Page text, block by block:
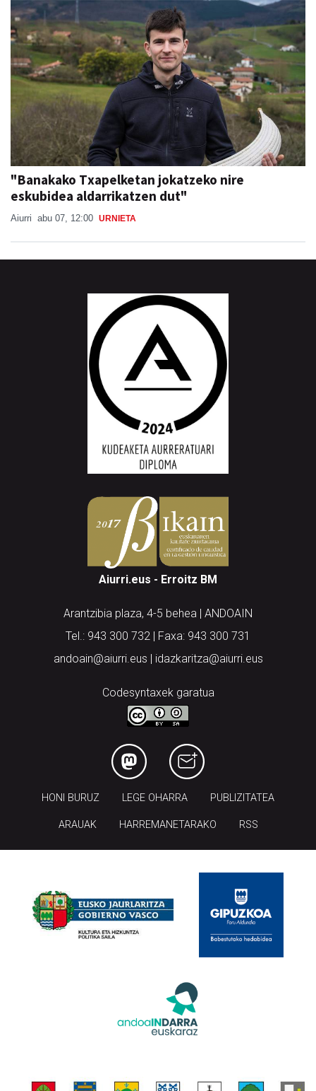
"Banakako Txapelketan jokatzeko nire
eskubidea aldarrikatzen dut"
Aiurri abu 07, 12:00 URNIETA
Aiurri.eus - Erroitz BM
Arantzibia plaza, 4-5 behea | ANDOAIN
Tel.: 943 300 732 | Faxa: 943 300 731
andoain@aiurri.eus | idazkaritza@aiurri.eus
Codesyntaxek garatua
HONI BURUZ LEGE OHARRA PUBLIZITATEA
ARAUAK HARREMANETARAKO RSS